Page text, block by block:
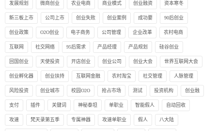
发展规划 微商创业 农业电商 商业模式 创业融资 资本寒冬
新三板上市 公司上市 创业失败 创业案例 成功要 90后创业
创业政策 O2O创业 电子商务 公司管理 企业改革 农村电商
互联网 社交网络 95后需求 产品经理 产品规划 硅谷创业
回国创业 天使投资 开店创业 创业公司 创业大会 世界互联网大会
创业孵化器 创业扶持 互联网金融 农村淘宝 社交管理 人脉管理
风险投资 创业城市 校园O2O 抢占市场 测试 投资机构 创业融
支付 插件 关键词 神秘泰坦 单职业 智能假人 自动回收
攻速 梵天录第五季 专属神器 攻速单职业 假人 八大陆